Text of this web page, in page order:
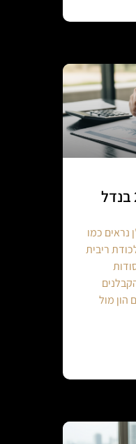
בנדל"ן נראים כמו
ריבית
הון מול